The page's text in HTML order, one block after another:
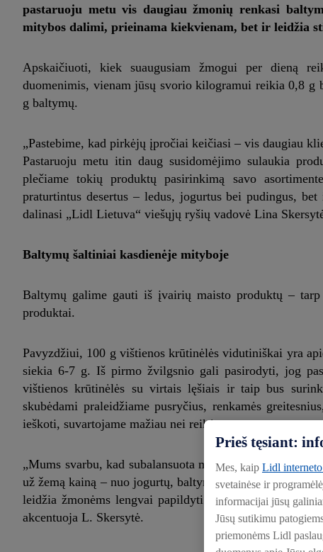
pastaruoju metu vis daugiau žmonių renkasi
mitybos dalimi, prieinama kiekvienam, bet ir leidžia
Apskaičiuoti, kiek suaugusiam žmogui per dieną
duomenimis, vienam jūsų svorio kilogramui reikia 0,8
g baltymų.
„Pastebime, kad pirkėjų įpročiai keičiasi – vis daugiau
Pastaruoju metu itin daug susidomėjimo sulaukia
plečiame tokių produktų pasirinkimą savo
praturtintus desertus – ledus, jogurtus bei pudingus,
dalinasi „Lidl Lietuva“ viešųjų ryšių vadovė Lina
Baltymų šaltiniai kasdienėje mityboje
Baltymų galime gauti iš įvairių maisto produktų –
produktai.
Pavyzdžiui, 100 g vištienos krūtinėlės vidutiniškai yra
siekia 6-7 g. Iš pirmo žvilgsnio gali pasirodyti, jog
vištienos krūtinėlės su virtais lęšiais ir taip bus
skubėdami praleidžiame pusryčius, renkamės
ieškoti, suvartojame mažiau nei reikėtų.
„Mums svarbu, kad subalansuota mityba būtų
už žemą kainą – nuo jogurtų, baltyminių batonėlių ar
leidžia žmonėms lengvai papildyti savo racioną
akcentuoja L. Skersytė.
Prieš tęsiant:
Mes, kaip Lidl
svetainėse ir
informacijai jūsų
Jūsų sutikimu
priemonėms Lidl